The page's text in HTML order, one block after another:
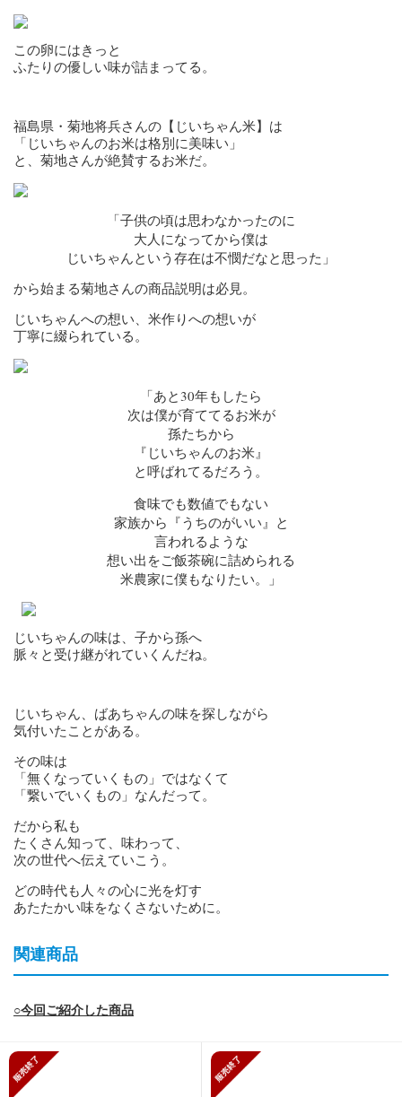
この卵にはきっと
ふたりの優しい味が詰まってる。
福島県・菊地将兵さんの【じいちゃん米】は
「じいちゃんのお米は格別に美味い」
と、菊地さんが絶賛するお米だ。
「子供の頃は思わなかったのに
大人になってから僕は
じいちゃんという存在は不憫だなと思った」
から始まる菊地さんの商品説明は必見。
じいちゃんへの想い、米作りへの想いが
丁寧に綴られている。
「あと30年もしたら
次は僕が育ててるお米が
孫たちから
『じいちゃんのお米』
と呼ばれてるだろう。
食味でも数値でもない
家族から『うちのがいい』と
言われるような
想い出をご飯茶碗に詰められる
米農家に僕もなりたい。」
じいちゃんの味は、子から孫へ
脈々と受け継がれていくんだね。
じいちゃん、ばあちゃんの味を探しながら
気付いたことがある。
その味は
「無くなっていくもの」ではなくて
「繋いでいくもの」なんだって。
だから私も
たくさん知って、味わって、
次の世代へ伝えていこう。
どの時代も人々の心に光を灯す
あたたかい味をなくさないために。
関連商品
○今回ご紹介した商品